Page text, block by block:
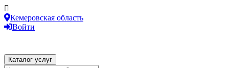
Кемеровская область
Войти
Каталог услуг